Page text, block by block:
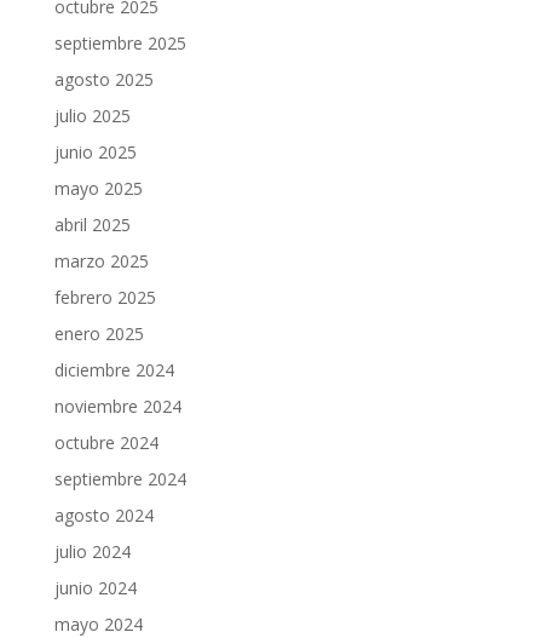
octubre 2025
septiembre 2025
agosto 2025
julio 2025
junio 2025
mayo 2025
abril 2025
marzo 2025
febrero 2025
enero 2025
diciembre 2024
noviembre 2024
octubre 2024
septiembre 2024
agosto 2024
julio 2024
junio 2024
mayo 2024